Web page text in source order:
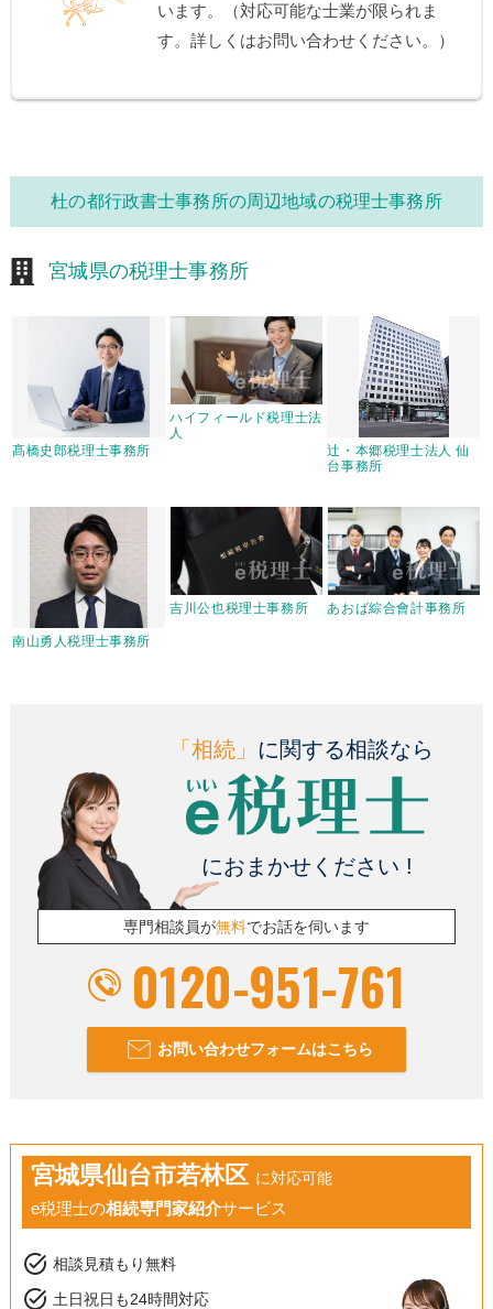
います。（対応可能な士業が限られま
す。詳しくはお問い合わせください。）
杜の都行政書士事務所の周辺地域の税理士事務所
宮城県の税理士事務所
髙橋史郎税理士事務所
ハイフィールド税理士法
人
辻・本郷税理士法人 仙
台事務所
南山勇人税理士事務所
吉川公也税理士事務所 あおば綜合會計事務所
「相続」 に関する相談なら
におまかせください !
専門相談員が無料でお話を伺います
0120-951-761
お問い合わせフォームはこちら
宮城県仙台市若林区 に対応可能
e税理士の相続専門家紹介サービス
task_alt 相談見積もり無料
task_alt 土日祝日も24時間対応